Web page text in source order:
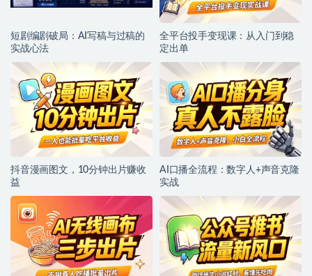
短剧编剧破局：AI写稿与过稿的
实战心法
全平台投手变现课：从入门到稳
定出单
抖音漫画图文，10分钟出片赚收
益
AI口播全流程：数字人+声音克隆
实战